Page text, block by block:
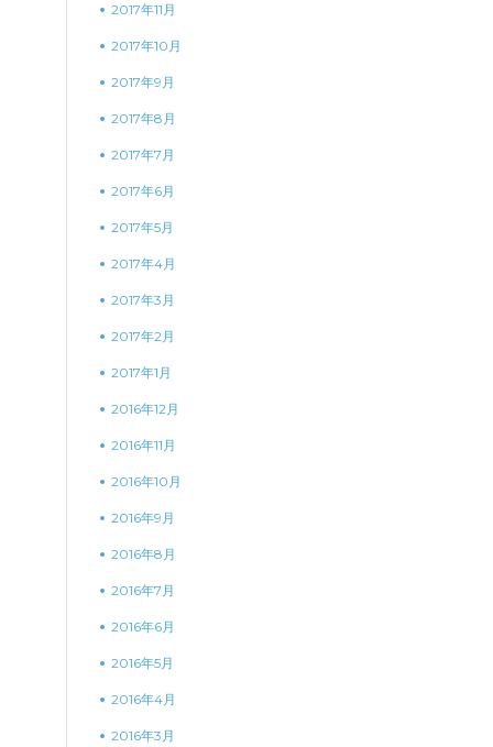
2017年11月
2017年10月
2017年9月
2017年8月
2017年7月
2017年6月
2017年5月
2017年4月
2017年3月
2017年2月
2017年1月
2016年12月
2016年11月
2016年10月
2016年9月
2016年8月
2016年7月
2016年6月
2016年5月
2016年4月
2016年3月